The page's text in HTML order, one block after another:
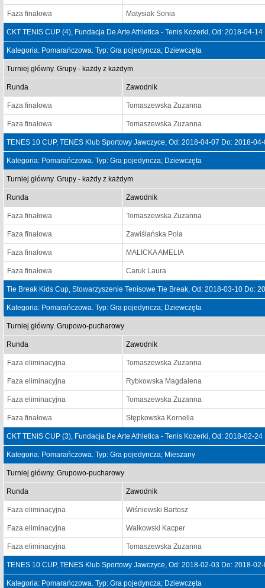
Faza finałowa Matysiak Sonia
CKT TENIS CUP (4), Fundacja De Arte Athletica - Tenis Kozerki, Od: 2018-04-
Kategoria: Pomarańczowa. Typ: Gra pojedyncza; Dziewczęta
Turniej główny. Grupy - każdy z każdym
Runda Zawodnik
Faza finałowa Tomaszewska Zuzanna
Faza finałowa Tomaszewska Zuzanna
TENES 10 CUP, TENES Klub Sportowy Jawczyce, Od: 2018-04-07 Do: 2018-
Kategoria: Pomarańczowa. Typ: Gra pojedyncza; Dziewczęta
Turniej główny. Grupy - każdy z każdym
Runda Zawodnik
Faza finałowa Tomaszewska Zuzanna
Faza finałowa Zawiślańska Pola
Faza finałowa MALICKA AMELIA
Faza finałowa Caruk Laura
Tie Break Kids Cup, Stowarzyszenie Tenisowe Tie Break, Od: 2018-03-10 Do:
Kategoria: Pomarańczowa. Typ: Gra pojedyncza; Dziewczęta
Turniej główny. Grupowo-pucharowy
Runda Zawodnik
Faza eliminacyjna Tomaszewska Zuzanna
Faza eliminacyjna Rybkowska Magdalena
Faza eliminacyjna Tomaszewska Zuzanna
Faza finałowa Stępkowska Kornelia
CKT TENIS CUP (3), Fundacja De Arte Athletica - Tenis Kozerki, Od: 2018-02-
Kategoria: Pomarańczowa. Typ: Gra pojedyncza; Mieszany
Turniej główny. Grupowo-pucharowy
Runda Zawodnik
Faza eliminacyjna Wiśniewski Bartosz
Faza eliminacyjna Walkowski Kacper
Faza eliminacyjna Tomaszewska Zuzanna
TENES 10 CUP, TENES Klub Sportowy Jawczyce, Od: 2018-02-03 Do: 2018-
Kategoria: Pomarańczowa. Typ: Gra pojedyncza; Dziewczęta